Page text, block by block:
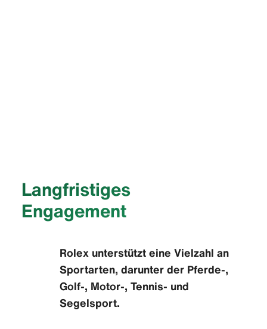
Langfristiges
Engagement
Rolex unterstützt eine Vielzahl an
Sportarten, darunter der Pferde-,
Golf-, Motor-, Tennis- und
Segelsport.